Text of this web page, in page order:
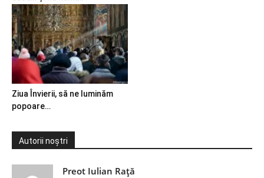
Ziua Învierii, să ne luminăm
popoare…
Autorii noștri
Preot Iulian Raţă